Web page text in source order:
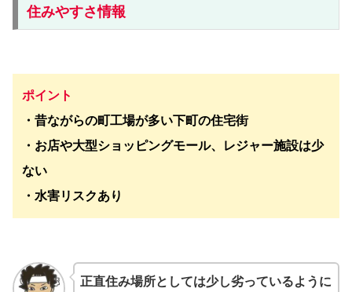
住みやすさ情報
ポイント
・昔ながらの町工場が多い下町の住宅街
・お店や大型ショッピングモール、レジャー施設は少
ない
・水害リスクあり
正直住み場所としては少し劣っているように